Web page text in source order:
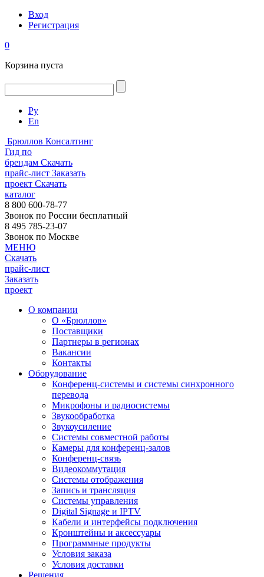
Вход
Регистрация
0
Корзина пуста
Ру
En
Брюллов Консалтинг
Гид по
брендам Скачать
прайс-лист Заказать
проект Скачать
каталог
8 800 600-78-77
Звонок по России бесплатный
8 495 785-23-07
Звонок по Москве
МЕНЮ
Скачать
прайс-лист
Заказать
проект
О компании
О «Брюллов»
Поставщики
Партнеры в регионах
Вакансии
Контакты
Оборудование
Конференц-системы и системы синхронного
перевода
Микрофоны и радиосистемы
Звукообработка
Звукоусиление
Системы совместной работы
Камеры для конференц-залов
Конференц-связь
Видеокоммутация
Системы отображения
Запись и трансляция
Системы управления
Digital Signage и IPTV
Кабели и интерфейсы подключения
Кронштейны и аксессуары
Программные продукты
Условия заказа
Условия доставки
Решения